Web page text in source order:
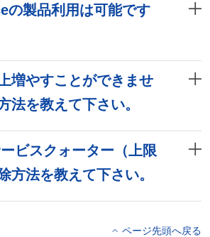
の製品利用は可能です
増やすことができませ
法を教えて下さい。
ビスクォーター（上限
方法を教えて下さい。
ページ先頭へ戻る